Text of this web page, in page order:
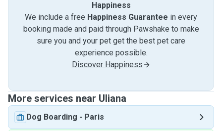
Happiness
We include a free Happiness Guarantee in every
booking made and paid through Pawshake to make
sure you and your pet get the best pet care
experience possible.
Discover Happiness
More services near Uliana
Dog Boarding - Paris